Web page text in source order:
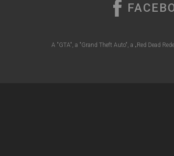
A "GTA", a "Grand Theft Auto", a „Red Dead